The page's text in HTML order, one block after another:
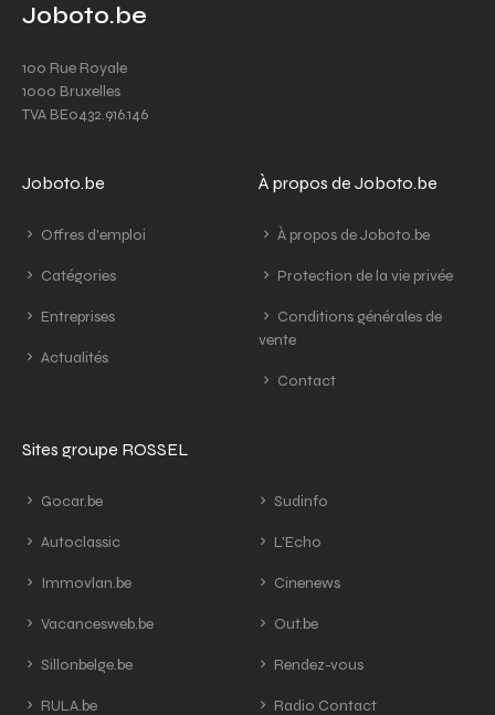
Joboto.be
100 Rue Royale
1000 Bruxelles
TVA BE0432.916.146
Joboto.be
Offres d'emploi
Catégories
Entreprises
Actualités
À propos de Joboto.be
À propos de Joboto.be
Protection de la vie privée
Conditions générales de
vente
Contact
Sites groupe ROSSEL
Gocar.be
Autoclassic
Immovlan.be
Vacancesweb.be
Sillonbelge.be
RULA.be
Sudinfo
L'Echo
Cinenews
Out.be
Rendez-vous
Radio Contact